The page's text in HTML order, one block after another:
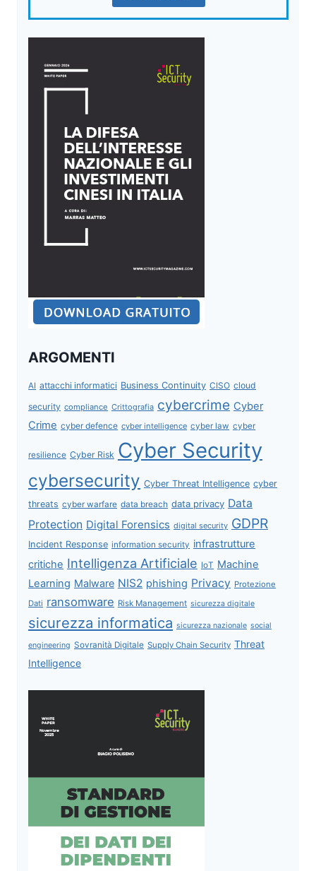
ARGOMENTI
AI attacchi informatici Business Continuity CISO cloud
security compliance Crittografia cybercrime Cyber
Crime cyber defence cyber intelligence cyber law cyber
resilience Cyber Risk Cyber Security
cybersecurity Cyber Threat Intelligence cyber
threats cyber warfare data breach data privacy Data
Protection Digital Forensics digital security GDPR
Incident Response information security infrastrutture
critiche Intelligenza Artificiale IoT Machine
Learning Malware NIS2 phishing Privacy Protezione
Dati ransomware Risk Management sicurezza digitale
sicurezza informatica sicurezza nazionale social
engineering Sovranità Digitale Supply Chain Security Threat
Intelligence